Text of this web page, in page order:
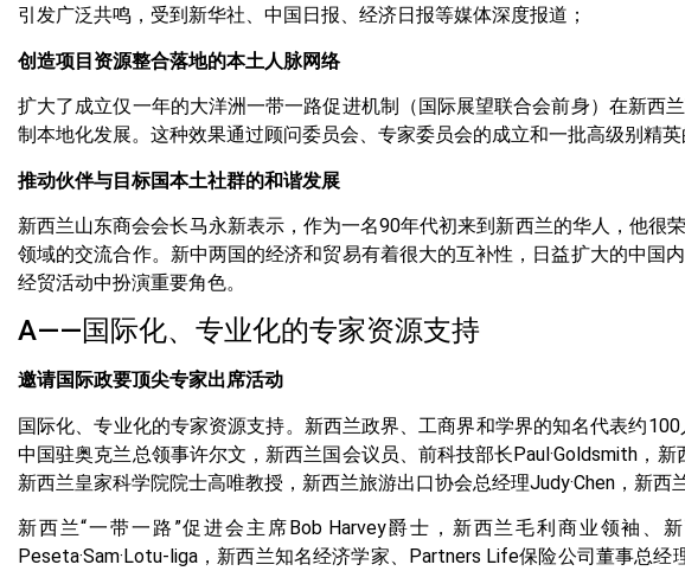
引发广泛共鸣，受到新华社、中国日报、经济日报等媒体深度报道；
创造项目资源整合落地的本土人脉网络
扩大了成立仅一年的大洋洲一带一路促进机制（国际展望联合会前身）在新
制本地化发展。这种效果通过顾问委员会、专家委员会的成立和一批高级别精英
推动伙伴与目标国本土社群的和谐发展
新西兰山东商会会长马永新表示，作为一名90年代初来到新西兰的华人，他
领域的交流合作。新中两国的经济和贸易有着很大的互补性，日益扩大的中国
经贸活动中扮演重要角色。
A——国际化、专业化的专家资源支持
邀请国际政要顶尖专家出席活动
国际化、专业化的专家资源支持。新西兰政界、工商界和学界的知名代表约
中国驻奥克兰总领事许尔文，新西兰国会议员、前科技部长Paul·Goldsmith，
新西兰皇家科学院院士高唯教授，新西兰旅游出口协会总经理Judy·Chen，新西
新西兰“一带一路”促进会主席Bob Harvey爵士，新西兰毛利商业领袖、
Peseta·Sam·Lotu-liga，新西兰知名经济学家、Partners Life保险公司董事总